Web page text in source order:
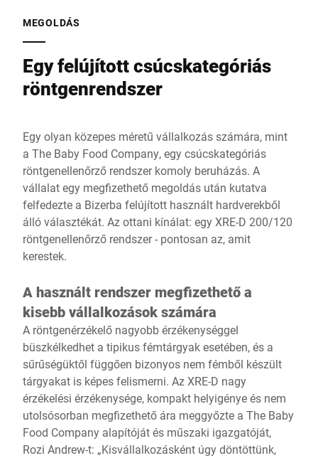
MEGOLDÁS
Egy felújított csúcskategóriás
röntgenrendszer
Egy olyan közepes méretű vállalkozás számára, mint
a The Baby Food Company, egy csúcskategóriás
röntgenellenőrző rendszer komoly beruházás. A
vállalat egy megfizethető megoldás után kutatva
felfedezte a Bizerba felújított használt hardverekből
álló választékát. Az ottani kínálat: egy XRE-D 200/120
röntgenellenőrző rendszer - pontosan az, amit
kerestek.
A használt rendszer megfizethető a
kisebb vállalkozások számára
A röntgenérzékelő nagyobb érzékenységgel
büszkélkedhet a tipikus fémtárgyak esetében, és a
sűrűségüktől függően bizonyos nem fémből készült
tárgyakat is képes felismerni. Az XRE-D nagy
érzékelési érzékenysége, kompakt helyigénye és nem
utolsósorban megfizethető ára meggyőzte a The Baby
Food Company alapítóját és műszaki igazgatóját,
Rozi Andrew-t: „Kisvállalkozásként úgy döntöttünk,